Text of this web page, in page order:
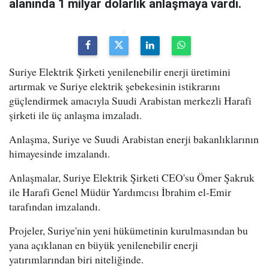
alanında 1 milyar dolarlık anlaşmaya vardı.
Suriye Elektrik Şirketi yenilenebilir enerji üretimini
artırmak ve Suriye elektrik şebekesinin istikrarını
güçlendirmek amacıyla Suudi Arabistan merkezli Harafi
şirketi ile üç anlaşma imzaladı.
Anlaşma, Suriye ve Suudi Arabistan enerji bakanlıklarının
himayesinde imzalandı.
Anlaşmalar, Suriye Elektrik Şirketi CEO'su Ömer Şakruk
ile Harafi Genel Müdür Yardımcısı İbrahim el-Emir
tarafından imzalandı.
Projeler, Suriye'nin yeni hükümetinin kurulmasından bu
yana açıklanan en büyük yenilenebilir enerji
yatırımlarından biri niteliğinde.